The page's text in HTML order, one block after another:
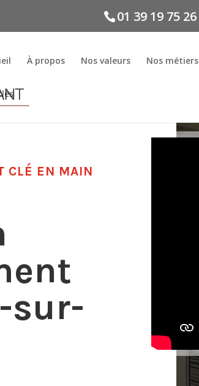
01 39 19 75 26
À propos Nos valeurs Nos métiers
CLÉ EN MAIN
sur-